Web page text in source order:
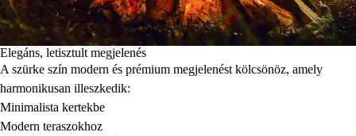
Elegáns, letisztult megjelenés
A szürke szín modern és prémium megjelenést kölcsönöz, amely
harmonikusan illeszkedik:
Minimalista kertekbe
Modern teraszokhoz